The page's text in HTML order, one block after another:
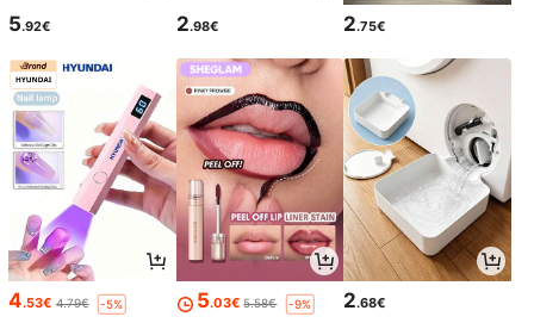
5.92€ 2.98€ 2.75€
4.53€ 4.79€ -5% 5.03€ 5.58€ -9% 2.68€